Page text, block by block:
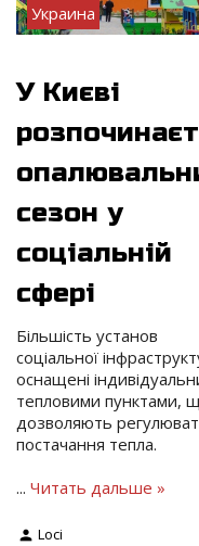
Украина
У Києві
сезон у
соціальній
сфері
Більшість установ
соціальної
оснащені
тепловими пунктами,
дозволяють
постачання тепла.
... Читать дальше »
Loci